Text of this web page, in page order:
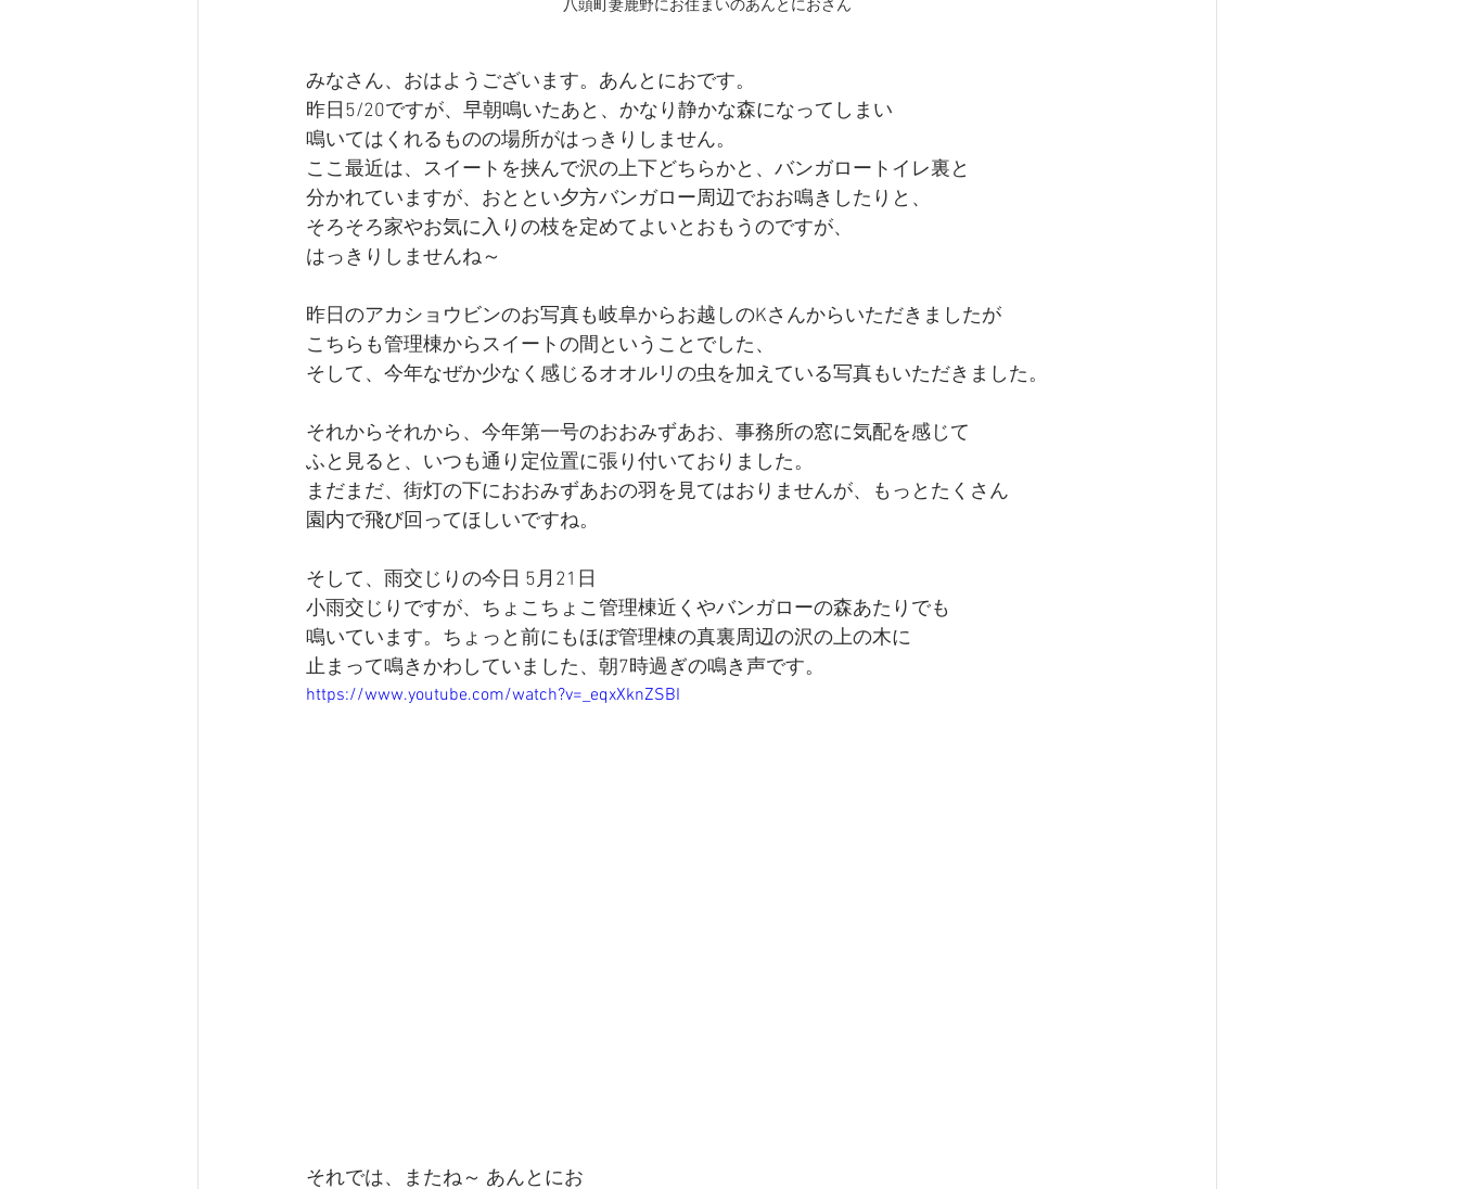
八頭町妻鹿野にお住まいのあんとにおさん
みなさん、おはようございます。あんとにおです。
昨日5/20ですが、早朝鳴いたあと、かなり静かな森になってしまい
鳴いてはくれるものの場所がはっきりしません。
ここ最近は、スイートを挟んで沢の上下どちらかと、バンガロートイレ裏と
分かれていますが、おととい夕方バンガロー周辺でおお鳴きしたりと、
そろそろ家やお気に入りの枝を定めてよいとおもうのですが、
はっきりしませんね～
昨日のアカショウビンのお写真も岐阜からお越しのKさんからいただきましたが
こちらも管理棟からスイートの間ということでした、
そして、今年なぜか少なく感じるオオルリの虫を加えている写真もいただきました。
それからそれから、今年第一号のおおみずあお、事務所の窓に気配を感じて
ふと見ると、いつも通り定位置に張り付いておりました。
まだまだ、街灯の下におおみずあおの羽を見てはおりませんが、もっとたくさん
園内で飛び回ってほしいですね。
そして、雨交じりの今日 5月21日
小雨交じりですが、ちょこちょこ管理棟近くやバンガローの森あたりでも
鳴いています。ちょっと前にもほぼ管理棟の真裏周辺の沢の上の木に
止まって鳴きかわしていました、朝7時過ぎの鳴き声です。
https://www.youtube.com/watch?v=_eqxXknZSBI
それでは、またね～ あんとにお